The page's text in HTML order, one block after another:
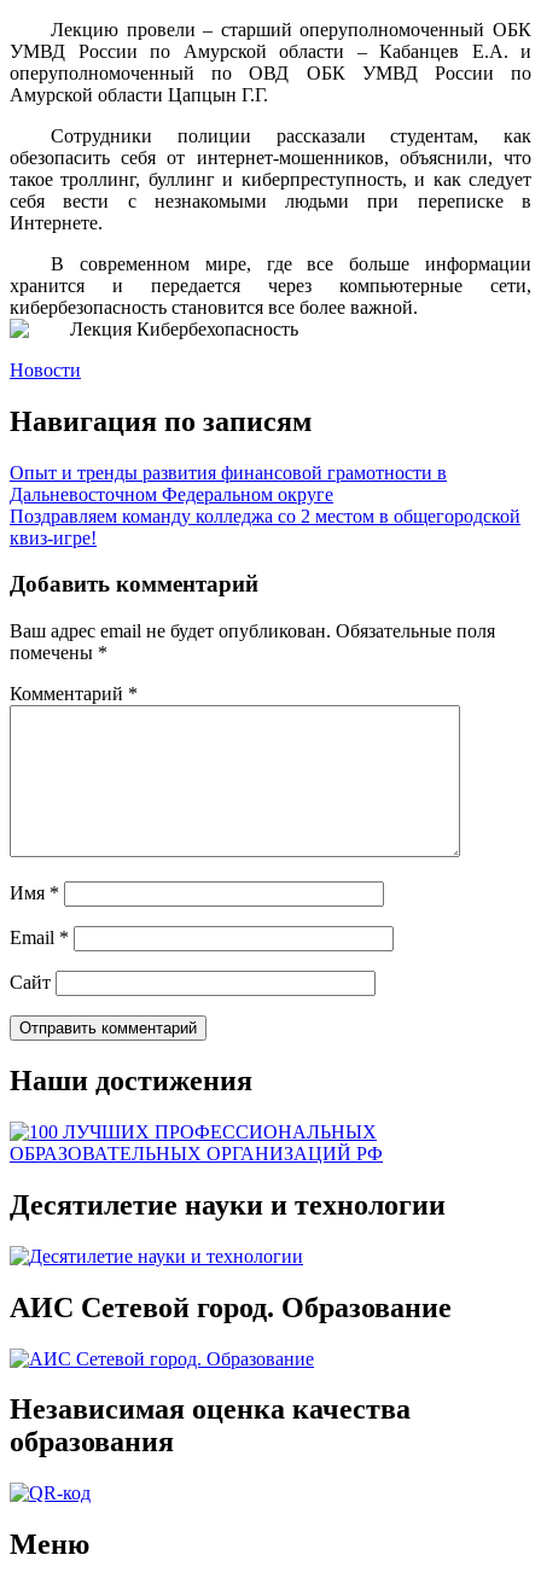
Лекцию провели – старший оперуполномоченный ОБК
УМВД России по Амурской области – Кабанцев Е.А. и
оперуполномоченный по ОВД ОБК УМВД России по
Амурской области Цапцын Г.Г.
Сотрудники полиции рассказали студентам, как
обезопасить себя от интернет-мошенников, объяснили, что
такое троллинг, буллинг и киберпреступность, и как следует
себя вести с незнакомыми людьми при переписке в
Интернете.
В современном мире, где все больше информации
хранится и передается через компьютерные сети,
кибербезопасность становится все более важной.
Новости
Навигация по записям
Опыт и тренды развития финансовой грамотности в
Дальневосточном Федеральном округе
Поздравляем команду колледжа со 2 местом в общегородской
квиз-игре!
Добавить комментарий
Ваш адрес email не будет опубликован. Обязательные поля
помечены *
Комментарий *
Имя *
Email *
Сайт
Наши достижения
Десятилетие науки и технологии
АИС Сетевой город. Образование
Независимая оценка качества
образования
Меню